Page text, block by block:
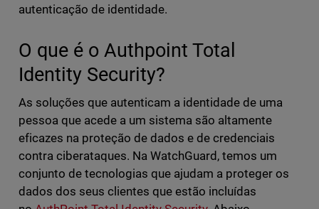
autenticação de identidade.
O que é o Authpoint Total
Identity Security?
As soluções que autenticam a identidade de uma
pessoa que acede a um sistema são altamente
eficazes na proteção de dados e de credenciais
contra ciberataques. Na WatchGuard, temos um
conjunto de tecnologias que ajudam a proteger os
dados dos seus clientes que estão incluídas